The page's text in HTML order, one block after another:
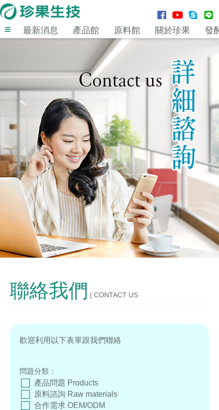
最新消息 產品館 原料館 關於珍果 發
登入
MENU
最新消息
產品館
原料館
關於珍果
發酵技術
購物說明
聯絡我們
聯絡我們 | CONTACT US
歡迎利用以下表單跟我們聯絡
問題分類：
產品問題 Products
原料諮詢 Raw materials
合作需求 OEM/ODM